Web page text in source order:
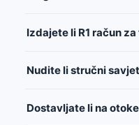
Izdajete li R1 račun
Nudite li stručni
Dostavljate li na